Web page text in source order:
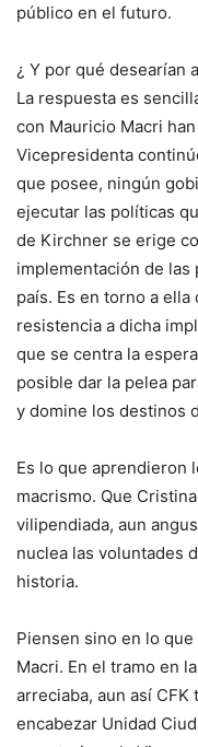
público en el futuro.
¿ Y por qué desearían
La respuesta es
con Mauricio Macri
Vicepresidenta
que posee, ningún
ejecutar las políticas
de Kirchner se erige
implementación de
país. Es en torno a
resistencia a dicha
que se centra la
posible dar la pelea
y domine los destinos
Es lo que aprendieron
macrismo. Que
vilipendiada, aun
nuclea las voluntades
historia.
Piensen sino en lo
Macri. En el tramo en
arreciaba, aun así
encabezar Unidad